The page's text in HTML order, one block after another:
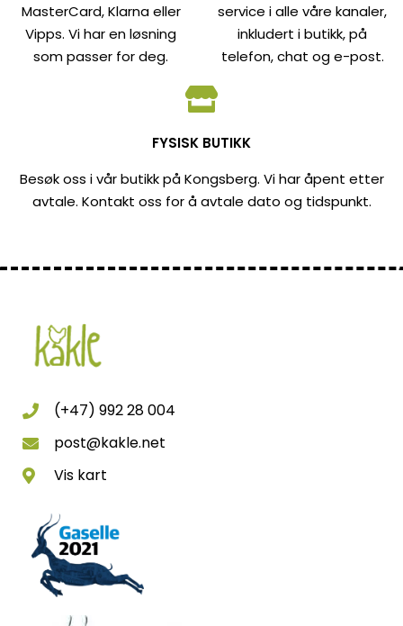
MasterCard, Klarna eller
Vipps. Vi har en løsning
som passer for deg.
service i alle våre kanaler,
inkludert i butikk, på
telefon, chat og e-post.
FYSISK BUTIKK
Besøk oss i vår butikk på Kongsberg. Vi har åpent etter
avtale. Kontakt oss for å avtale dato og tidspunkt.
(+47) 992 28 004
post@kakle.net
Vis kart